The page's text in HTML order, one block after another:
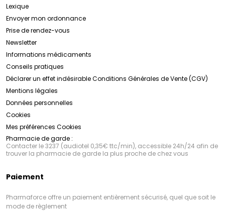
Lexique
Envoyer mon ordonnance
Prise de rendez-vous
Newsletter
Informations médicaments
Conseils pratiques
Déclarer un effet indésirableConditions Générales de Vente (CGV)
Mentions légales
Données personnelles
Cookies
Mes préférences Cookies
Pharmacie de garde :
Contacter le 3237 (audiotel 0,35€ ttc/min), accessible 24h/24 afin de
trouver la pharmacie de garde la plus proche de chez vous
Paiement
Pharmaforce offre un paiement entièrement sécurisé, quel que soit le
mode de règlement